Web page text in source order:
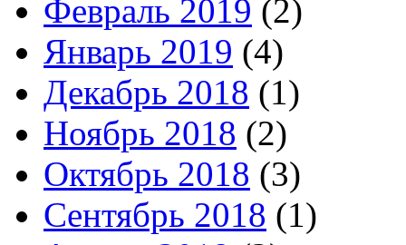
Февраль 2019 (2)
Январь 2019 (4)
Декабрь 2018 (1)
Ноябрь 2018 (2)
Октябрь 2018 (3)
Сентябрь 2018 (1)